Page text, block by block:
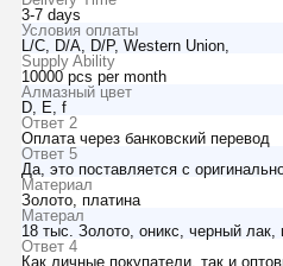
3-7 days
Условия оплаты
L/C, D/A, D/P, Western Union,
Supply Ability
10000 pcs per month
Алмазный цвет
D, E, f
Ответ 2
Оплата через банковский перевод
Ответ 5
Да, это поставляется с
Материал
Золото, платина
Матерал
18 тыс. Золото, оникс, черный лак,
Ответ 4
Как личные покупатели, так и